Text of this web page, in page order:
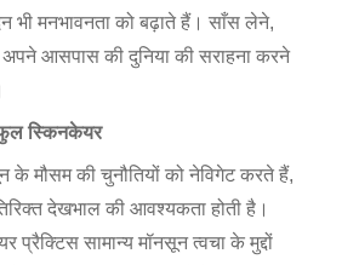
भी मनभावनता को बढ़ाते हैं। साँस लेने,
अपने आसपास की दुनिया की सराहना करने
स्किनकेयर
के मौसम की चुनौतियों को नेविगेट करते हैं,
देखभाल की आवश्यकता होती है।
सामान्य मॉनसून त्वचा के मुद्दों